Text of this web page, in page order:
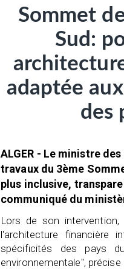
Sommet
Sud:
adaptée
des
ALGER - Le ministre
travaux du 3ème
plus inclusive,
communiqué du
Lors de son
l'architecture financière
spécificités des pays
environnementale",